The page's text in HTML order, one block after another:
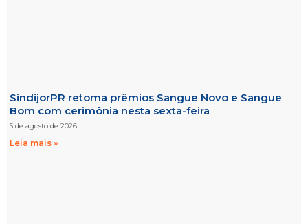
SindijorPR retoma prêmios Sangue Novo e Sangue
Bom com cerimônia nesta sexta-feira
5 de agosto de 2026
Leia mais »